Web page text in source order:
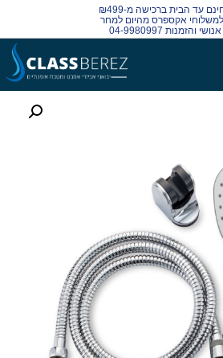
עד הבית ברכישה מ-₪499
אקספרס מהיום למחר
והזמנות 04-9980997